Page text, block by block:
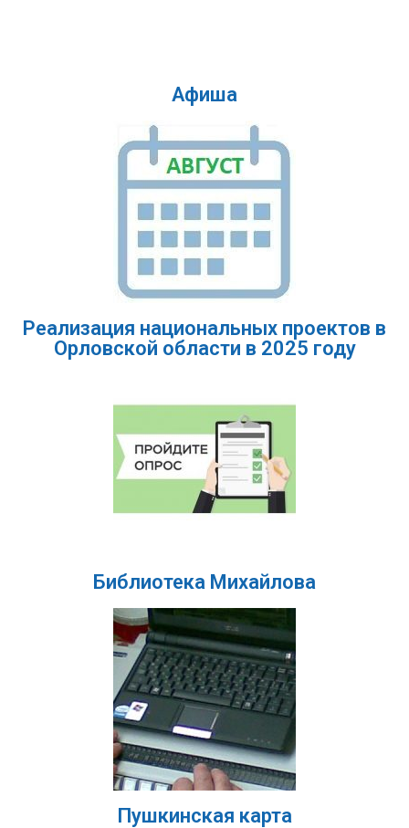
Афиша
Реализация национальных проектов в
Орловской области в 2025 году
Библиотека Михайлова
Пушкинская карта